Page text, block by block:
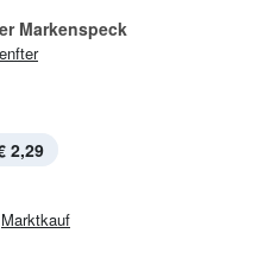
Markenspeck
2,29
Marktkauf